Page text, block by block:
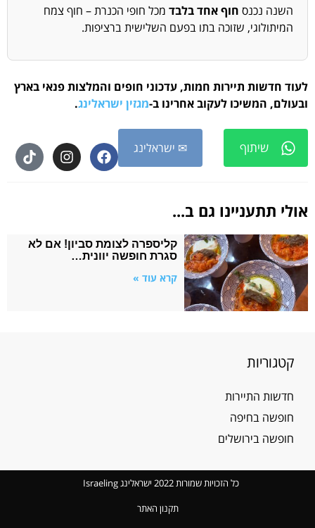
השנה נכנס חוף אחד בלבד מכל חופי הכנרת – חוף צמח
המיתולוגי, שזוכה בתו בפעם השלישית ברציפות.
לעוד חדשות תיירות חמות, עדכוני חופים והמלצות פנאי בארץ
ובעולם, המשיכו לעקוב אחרינו ב-מגזין ישראלינג.
שיתוף ✉ ישראלינג
אולי תתעניינו גם ב...
קליספרה לצומת סביון! אם לא
סגרת חופשה יוונית…
קרא עוד »
קטגוריות
חדשות התיירות
חופשה בחיפה
חופשה בירושלים
כל הזכויות שמורות 2022 ישראלינג Israeling
תקנון האתר